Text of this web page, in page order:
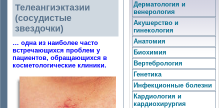
Телеангиэктазии
(сосудистые
звездочки)
… одна из наиболее часто
встречающихся проблем у
пациентов, обращающихся в
косметологические клиники.
Дерматология и
венерология
Акушерство и
гинекология
Анатомия
Биохимия
Вертебрология
Генетика
Инфекционные болезни
Кардиология и
кардиохирургия